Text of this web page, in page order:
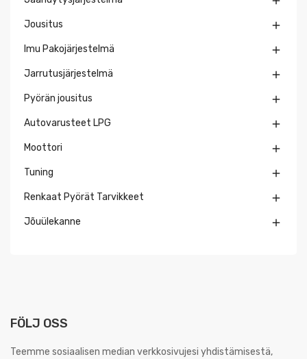
Jousitus 
Imu Pakojärjestelmä 
Jarrutusjärjestelmä 
Pyörän jousitus 
Autovarusteet LPG 
Moottori 
Tuning 
Renkaat Pyörät Tarvikkeet 
Jõuülekanne 
FÖLJ OSS
Teemme sosiaalisen median verkkosivujesi yhdistämisestä,